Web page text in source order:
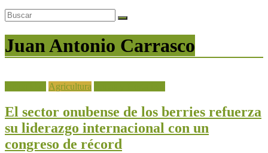
Juan Antonio Carrasco
Agricultura
El sector onubense de los berries refuerza
su liderazgo internacional con un
congreso de récord